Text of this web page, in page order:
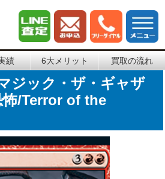
績 6大メリット 買取の流れ
ジック・ザ・ギャザ
怖/Terror of the